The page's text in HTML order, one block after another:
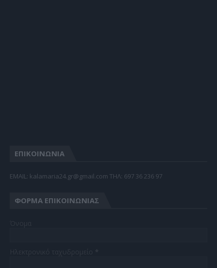
ΕΠΙΚΟΙΝΩΝΙΑ
EMAIL: kalamaria24.gr@gmail.com TΗΛ: 697 36 236 97
ΦΌΡΜΑ ΕΠΙΚΟΙΝΩΝΊΑΣ